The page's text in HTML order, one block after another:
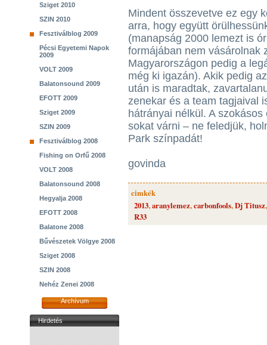
Sziget 2010
SZIN 2010
Fesztiválblog 2009
Pécsi Egyetemi Napok
2009
VOLT 2009
Balatonsound 2009
EFOTT 2009
Sziget 2009
SZIN 2009
Fesztiválblog 2008
Fishing on Orfű 2008
VOLT 2008
Balatonsound 2008
Hegyalja 2008
EFOTT 2008
Balatone 2008
Bűvészetek Völgye 2008
Sziget 2008
SZIN 2008
Nehéz Zenei 2008
Archívum
Hirdetés
Mindent összevetve ez egy
arra, hogy együtt
(manapság 2000 lemezt is
formájában nem vásárolnak
Magyarországon pedig a
még ki igazán). Akik pedig
után is maradtak,
zenekar és a team tagjaival
hátrányai nélkül. A
sokat várni – ne feledjük,
Park színpadát!
govinda
cimkék
2013,aranylemez,carbonfools,Dj Titusz
R33